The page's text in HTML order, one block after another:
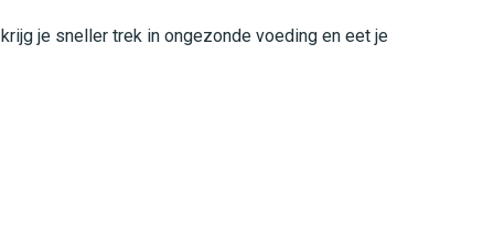
je sneller trek in ongezonde voeding en eet je